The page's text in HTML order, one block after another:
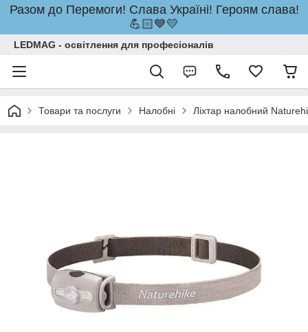
Разом до Перемоги! Слава Україні! Героям слава!
💪🏻💙💛
LEDMAG - освітлення для професіоналів
Товари та послуги Налобні Ліхтар налобний